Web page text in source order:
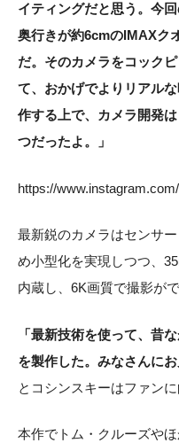
イティングだと思う。今
奥行きが約6cmのIMAXク
だ。そのカメラをコック
て、おかげでよりリアル
作する上で、カメラ開発
つだったよ。」
https://
最新鋭のカメラはセンサ
め小型化を実現しつつ、
内蔵し、6K画質で撮影が
「最新技術を使って、昔
を製作した。みなさんに
とコシンスキーはファン
本作でトム・クルーズや